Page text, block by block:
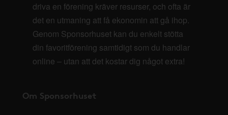
driva en förening kräver resurser, och ofta är
det en utmaning att få ekonomin att gå ihop.
Genom Sponsorhuset kan du enkelt stötta
din favoritförening samtidigt som du handlar
online – utan att det kostar dig något extra!
Om Sponsorhuset